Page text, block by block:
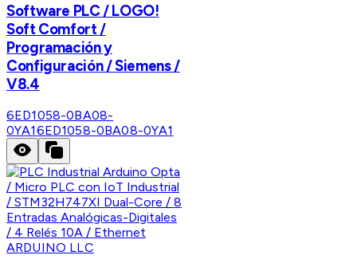
Software PLC / LOGO!
Soft Comfort /
Programación y
Configuración / Siemens /
V8.4
6ED1058-0BA08-
0YA16ED1058-0BA08-0YA1
ARDUINO LLC